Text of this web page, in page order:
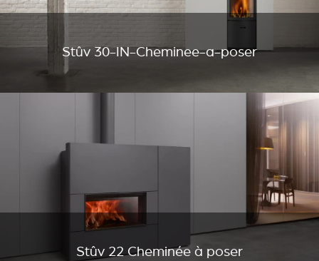
Stûv 30-IN-Cheminee-a-poser
Stûv 22 Cheminée à poser